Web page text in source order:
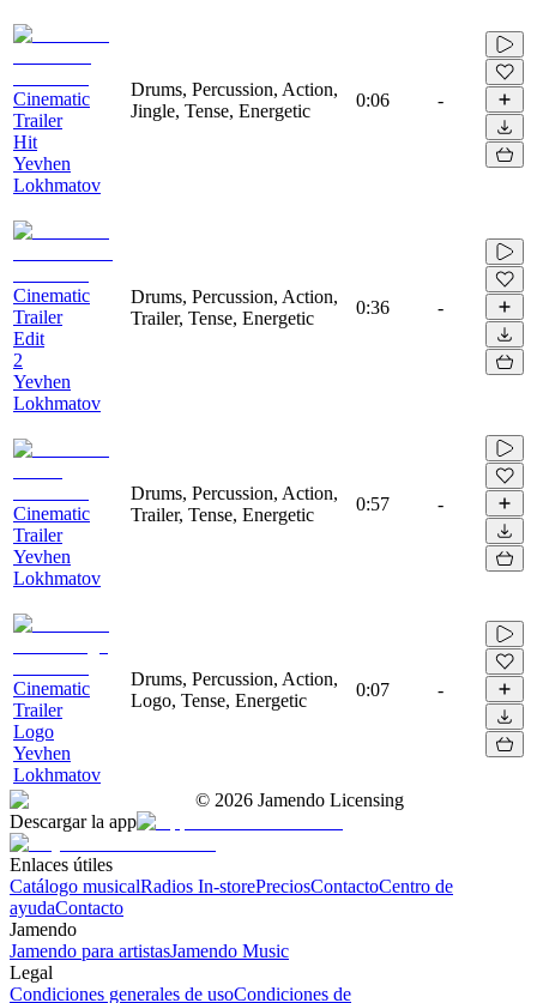
Cinematic
Trailer
Hit
Yevhen
Lokhmatov
Drums, Percussion, Action,
Jingle, Tense, Energetic
0:06 -
Cinematic
Trailer
Edit
2
Yevhen
Lokhmatov
Drums, Percussion, Action,
Trailer, Tense, Energetic
0:36 -
Cinematic
Trailer
Yevhen
Lokhmatov
Drums, Percussion, Action,
Trailer, Tense, Energetic
0:57 -
Cinematic
Trailer
Logo
Yevhen
Lokhmatov
Drums, Percussion, Action,
Logo, Tense, Energetic
0:07 -
© 2026 Jamendo Licensing
Descargar la app
Enlaces útiles
Catálogo musicalRadios In-storePreciosContactoCentro de
ayudaContacto
Jamendo
Jamendo para artistasJamendo Music
Legal
Condiciones generales de usoCondiciones de